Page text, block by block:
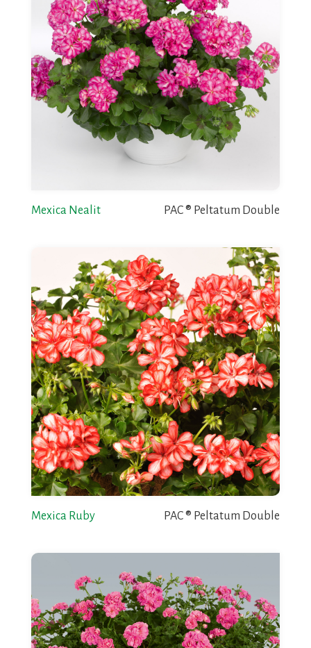
Mexica Nealit PAC ® Peltatum Double
Mexica Ruby PAC ® Peltatum Double